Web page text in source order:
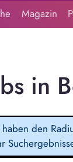
Magazin
in
den